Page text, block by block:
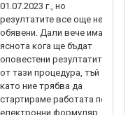
01.07.2023 г., но
резултатите все още не са
обявени. Дали вече има
яснота кога ще бъдат
оповестени резултатите
от тази процедура, тъй
като ние трябва да
стартираме работата по
електронни формуляр